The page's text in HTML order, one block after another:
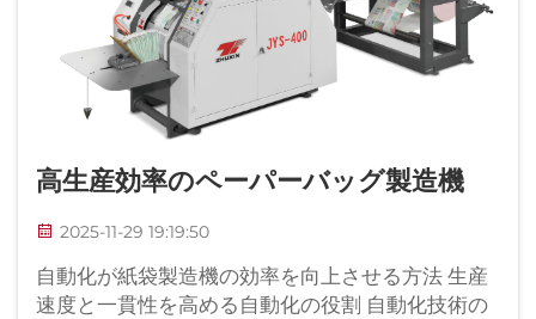
お問い合わせ
よくあるご質問
高生産効率のペーパーバッグ製造機
2025-11-29 19:19:50
自動化が紙袋製造機の効率を向上させる方法 生産
速度と一貫性を高める自動化の役割 自動化技術の